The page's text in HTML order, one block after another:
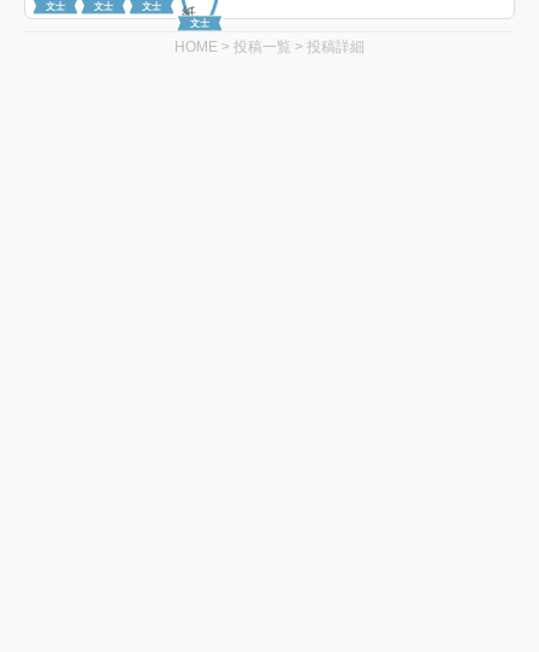
文士
文士 文士 文士
HOME > 投稿一覧 > 投稿詳細